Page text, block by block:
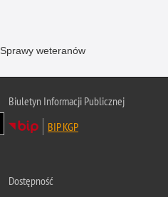
Sprawy weteranów
Biuletyn Informacji Publicznej
BIP KGP
Dostępność